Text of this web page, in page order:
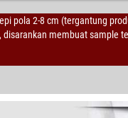
pola 2-8 cm (tergantung
membuat sample